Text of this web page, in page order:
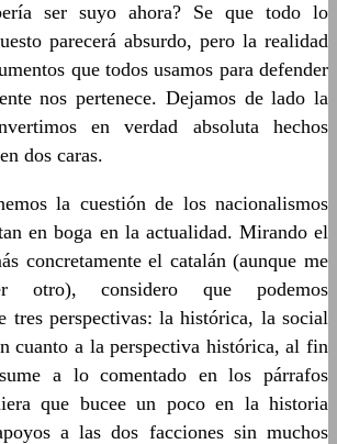
ser suyo ahora? Se que todo lo
parecerá absurdo, pero la realidad
que todos usamos para defender
nos pertenece. Dejamos de lado la
en verdad absoluta hechos
dos caras.
la cuestión de los nacionalismos
en boga en la actualidad. Mirando el
concretamente el catalán (aunque me
otro), considero que podemos
tres perspectivas: la histórica, la social
cuanto a la perspectiva histórica, al fin
a lo comentado en los párrafos
que bucee un poco en la historia
a las dos facciones sin muchos